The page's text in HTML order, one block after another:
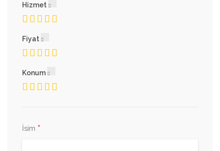
Hizmet
Fiyat
Konum
İsim *